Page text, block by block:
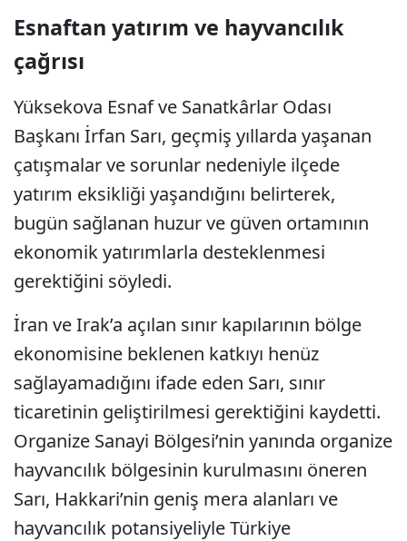
Esnaftan yatırım ve hayvancılık
çağrısı
Yüksekova Esnaf ve Sanatkârlar Odası
Başkanı İrfan Sarı, geçmiş yıllarda yaşanan
çatışmalar ve sorunlar nedeniyle ilçede
yatırım eksikliği yaşandığını belirterek,
bugün sağlanan huzur ve güven ortamının
ekonomik yatırımlarla desteklenmesi
gerektiğini söyledi.
İran ve Irak’a açılan sınır kapılarının bölge
ekonomisine beklenen katkıyı henüz
sağlayamadığını ifade eden Sarı, sınır
ticaretinin geliştirilmesi gerektiğini kaydetti.
Organize Sanayi Bölgesi’nin yanında organize
hayvancılık bölgesinin kurulmasını öneren
Sarı, Hakkari’nin geniş mera alanları ve
hayvancılık potansiyeliyle Türkiye